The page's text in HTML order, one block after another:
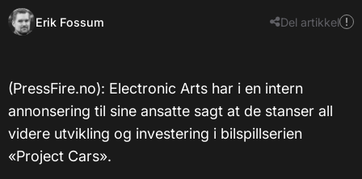
Erik Fossum Del artikkel
(PressFire.no): Electronic Arts har i en intern
annonsering til sine ansatte sagt at de stanser all
videre utvikling og investering i bilspillserien
«Project Cars».